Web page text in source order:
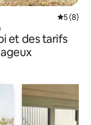
5 (8)
et des tarifs